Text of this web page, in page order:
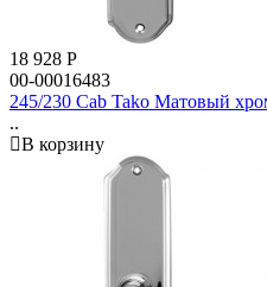
18 928 Р
00-00016483
245/230 Cab Tako Матовый
..
В корзину